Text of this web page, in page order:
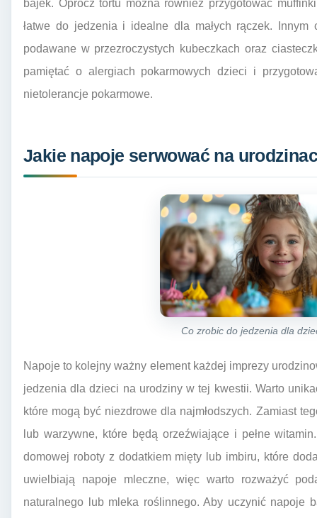
bajek. Oprócz tortu można również przygotować
łatwe do jedzenia i idealne dla małych rączek. Innym
podawane w przezroczystych kubeczkach oraz
pamiętać o alergiach pokarmowych dzieci i
nietolerancje pokarmowe.
Jakie napoje serwować na
Co zrobic do jedzenia dla
Napoje to kolejny ważny element każdej imprezy
jedzenia dla dzieci na urodziny w tej kwestii. Warto
które mogą być niezdrowe dla najmłodszych. Zamiast
lub warzywne, które będą orzeźwiające i pełne
domowej roboty z dodatkiem mięty lub imbiru, które
uwielbiają napoje mleczne, więc warto rozważyć
naturalnego lub mleka roślinnego. Aby uczynić napoje